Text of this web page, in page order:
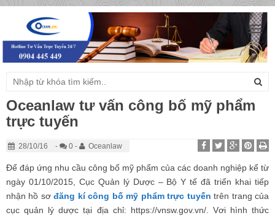
Oceanlaw tư vấn công bố mỹ phẩm
trực tuyến
28/10/16 - 0 - Oceanlaw
Để đáp ứng nhu cầu công bố mỹ phẩm của các doanh nghiệp kể từ
ngày 01/10/2015, Cục Quản lý Dược – Bộ Y tế đã triển khai tiếp
nhận hồ sơđăng kí công bố mỹ phẩm trực tuyến trên trang của
cục quản lý dược tại địa chỉ: https://vnsw.gov.vn/. Vơi hình thức